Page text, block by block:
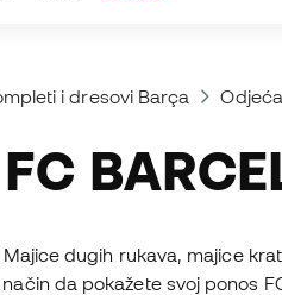
i dresovi Barça
dugih rukava, majice
da pokažete svoj ponos